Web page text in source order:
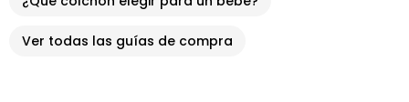
Ver todas las guías de compra